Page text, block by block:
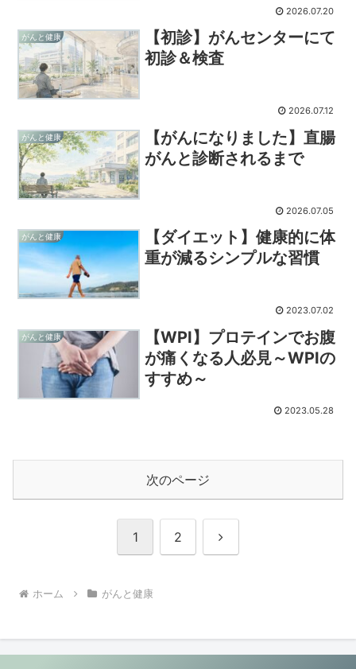
2026.07.20
がんと健康
【初診】がんセンターにて
初診＆検査
2026.07.12
がんと健康
【がんになりました】直腸
がんと診断されるまで
2026.07.05
がんと健康
【ダイエット】健康的に体
重が減るシンプルな習慣
2023.07.02
がんと健康
【WPI】プロテインでお腹
が痛くなる人必見～WPIの
すすめ～
2023.05.28
次のページ
1 2 次
ホーム がんと健康